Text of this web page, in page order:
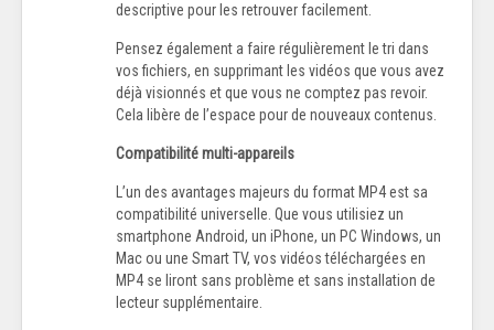
descriptive pour les retrouver facilement.
Pensez également a faire régulièrement le tri dans
vos fichiers, en supprimant les vidéos que vous avez
déjà visionnés et que vous ne comptez pas revoir.
Cela libère de l’espace pour de nouveaux contenus.
Compatibilité multi-appareils
L’un des avantages majeurs du format MP4 est sa
compatibilité universelle. Que vous utilisiez un
smartphone Android, un iPhone, un PC Windows, un
Mac ou une Smart TV, vos vidéos téléchargées en
MP4 se liront sans problème et sans installation de
lecteur supplémentaire.